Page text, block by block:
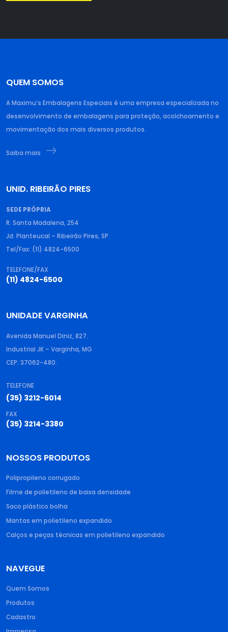
QUEM SOMOS
A Maximu’s Embalagens Especiais é uma empresa especializada no
desenvolvimento de embalagens para proteção, acolchoamento e
movimentação dos mais diversos produtos.
Saiba mais
UNID. RIBEIRÃO PIRES
SEDE PRÓPRIA
R. Santa Madalena, 254
Jd. Planteucal – Ribeirão Pires, SP
Tel/Fax: (11) 4824-6500
TELEFONE/FAX
(11) 4824-6500
UNIDADE VARGINHA
Avenida Manuel Diniz, 827.
Industrial JK – Varginha, MG
CEP: 37062-480.
TELEFONE
(35) 3212-6014
FAX
(35) 3214-3380
NOSSOS PRODUTOS
Polipropileno corrugado​
Filme de polietileno de baixa densidade​
Saco plástico bolha​
Mantas em polietileno expandido​
Calços e peças técnicas em polietileno expandido
NAVEGUE
Quem Somos
Produtos
Cadastro